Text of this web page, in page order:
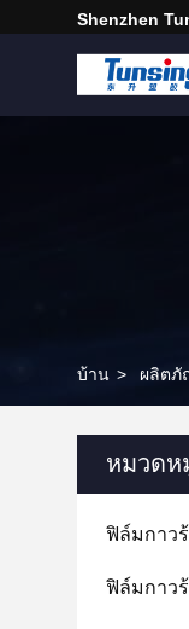
Shenzhen
บ้าน > ผลิต
หมวดห
ฟิล์มกาว
ฟิล์มกาว